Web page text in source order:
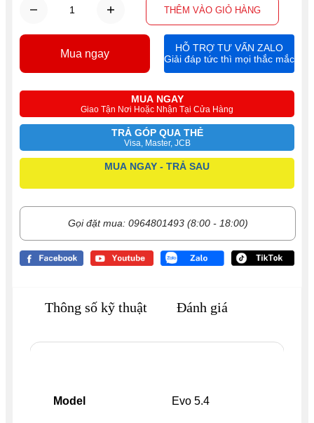
THÊM VÀO GIỎ HÀNG
MUA NGAY
Giao Tận Nơi Hoặc Nhận Tại Cửa Hàng
TRẢ GÓP QUA THẺ
Visa, Master, JCB
MUA NGAY - TRẢ SAU
Gọi đặt mua: 0964801493 (8:00 - 18:00)
Mua ngay
HỖ TRỢ TƯ VẤN ZALO
Giải đáp tức thì mọi thắc mắc
Thông số kỹ thuật Đánh giá
Model Evo 5.4